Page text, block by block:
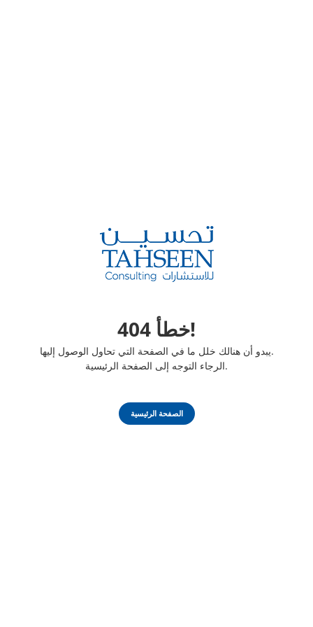
خطأ 404!
يبدو أن هنالك خلل ما في الصفحة التي تحاول الوصول إليها.
الرجاء التوجه إلى الصفحة الرئيسية.
الصفحة الرئيسية